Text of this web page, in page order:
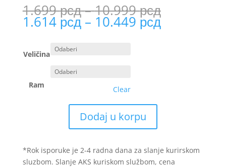
1.699рсд–10.999рсдPrice
range:
1.699 рсд
1.614 рсд – 10.449 рсдPrice
range:
Veličina
Ram Clear
Dodaj u korpu
*Rok isporuke je 2-4 radna dana za slanje kurirskom
sluzbom. Slanje AKS kuriskom službom, cena